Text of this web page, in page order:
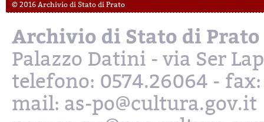
© 2016 Archivio di Stato di Prato
Archivio di Stato di Prato
Palazzo Datini - via Ser
telefono: 0574.26064 - fax:
mail: as-po@cultura.gov.it